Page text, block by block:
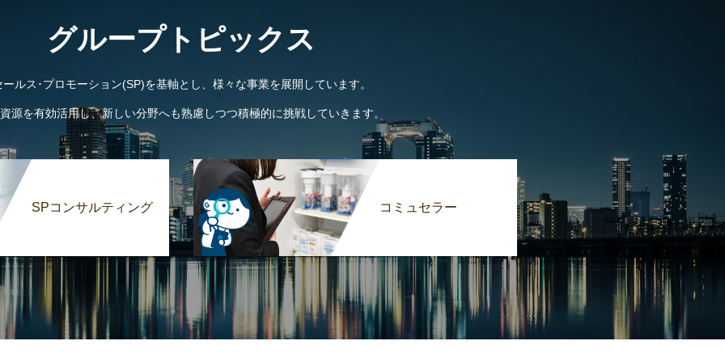
グループトピックス
ールス･プロモーション(SP)を基軸とし、様々な事業を展開しています。
源を有効活用し、新しい分野へも熟慮しつつ積極的に挑戦していきます。
SPコンサルティング コミュセラー